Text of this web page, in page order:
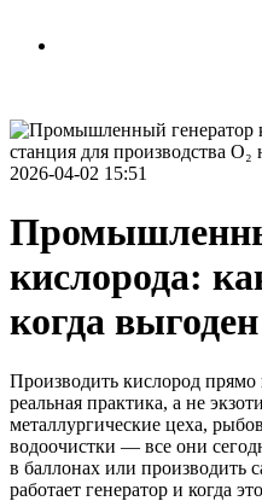
2026-04-02 15:51
кислорода:
когда выгоден
Производить кислород
реальная практика, а не
металлургические цеха,
водоочистки — все они
в баллонах или производить
работает генератор и когда